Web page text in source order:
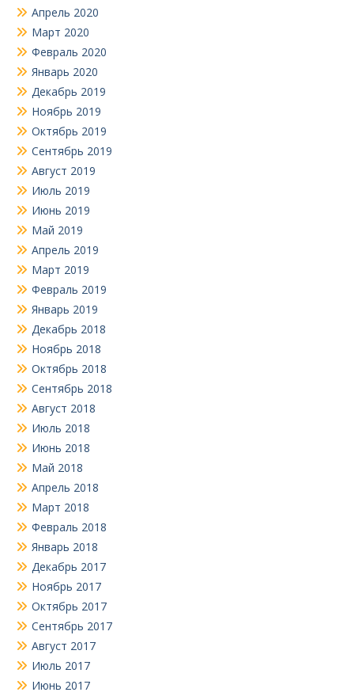
Апрель 2020
Март 2020
Февраль 2020
Январь 2020
Декабрь 2019
Ноябрь 2019
Октябрь 2019
Сентябрь 2019
Август 2019
Июль 2019
Июнь 2019
Май 2019
Апрель 2019
Март 2019
Февраль 2019
Январь 2019
Декабрь 2018
Ноябрь 2018
Октябрь 2018
Сентябрь 2018
Август 2018
Июль 2018
Июнь 2018
Май 2018
Апрель 2018
Март 2018
Февраль 2018
Январь 2018
Декабрь 2017
Ноябрь 2017
Октябрь 2017
Сентябрь 2017
Август 2017
Июль 2017
Июнь 2017